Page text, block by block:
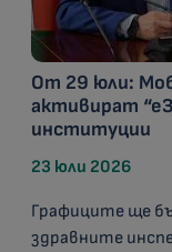
От 29 юли:
активират
институции
23 юли 2026
Графиците ще
здравните